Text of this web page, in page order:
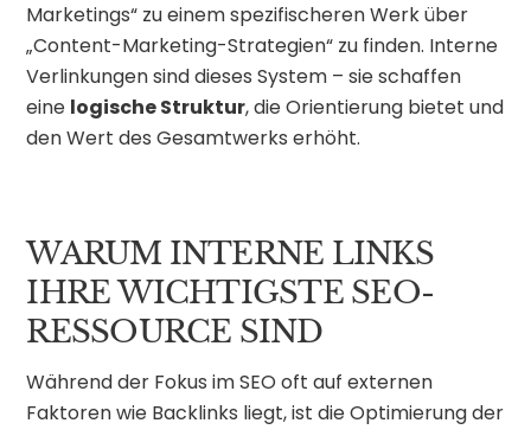
Marketings“ zu einem spezifischeren Werk über
„Content-Marketing-Strategien“ zu finden. Interne
Verlinkungen sind dieses System – sie schaffen
eine logische Struktur, die Orientierung bietet und
den Wert des Gesamtwerks erhöht.
WARUM INTERNE LINKS
IHRE WICHTIGSTE SEO-
RESSOURCE SIND
Während der Fokus im SEO oft auf externen
Faktoren wie Backlinks liegt, ist die Optimierung der